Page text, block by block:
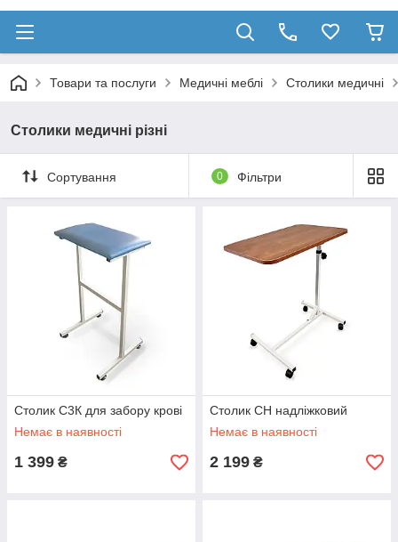
Товари та послуги Медичні меблі Столики медичні
Столики медичні різні
Сортування 0 Фільтри
Столик С3К для забору крові
Немає в наявності
1 399 ₴
Столик СН надліжковий
Немає в наявності
2 199 ₴